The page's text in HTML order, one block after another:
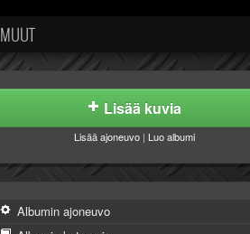
MUUT
Lisää kuvia
Lisää ajoneuvo | Luo albumi
Albumin ajoneuvo